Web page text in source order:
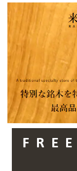
センターテーブル
ダイニングテーブル